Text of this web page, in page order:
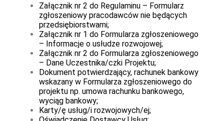
Załącznik nr 2 do Regulaminu – Formularz
zgłoszeniowy pracodawców nie będących
przedsiębiorstwami;
Załącznik nr 1 do Formularza zgłoszeniowego
– Informacje o usłudze rozwojowej;
Załącznik nr 2 do Formularza zgłoszeniowego
– Dane Uczestnika/czki Projektu;
Dokument potwierdzający, rachunek bankowy
wskazany w Formularza zgłoszeniowego do
projektu np. umowa rachunku bankowego,
wyciąg bankowy;
Karty/ę usług/i rozwojowych/ej;